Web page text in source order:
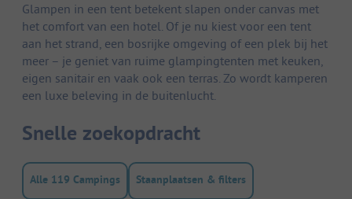
Glampen in een tent betekent slapen onder canvas met
het comfort van een hotel. Of je nu kiest voor een tent
aan het strand, een bosrijke omgeving of een plek bij het
meer – je geniet van ruime glampingtenten met keuken,
eigen sanitair en vaak ook een terras. Zo wordt kamperen
een luxe beleving in de buitenlucht.
Snelle zoekopdracht
Alle 119 Campings Staanplaatsen & filters